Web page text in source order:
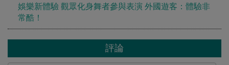
娛樂新體驗 觀眾化身舞者參與表演 外國遊客：體驗非
常酷！
評論